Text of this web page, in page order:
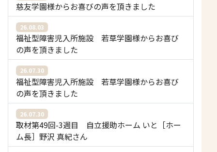
慈友学園様からお喜びの声を頂きました
26.08.03
福祉型障害児入所施設 若草学園様からお喜び
の声を頂きました
26.07.30
福祉型障害児入所施設 若草学園様からお喜び
の声を頂きました
26.07.30
取材第49回-3週目 自立援助ホーム いと［ホー
ム長］野沢 真紀さん